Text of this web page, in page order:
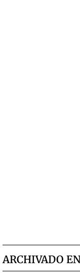
ARCHIVADO